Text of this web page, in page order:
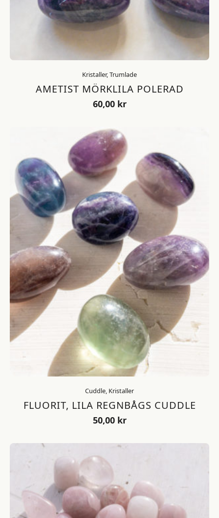
Kristaller, Trumlade
AMETIST MÖRKLILA POLERAD
60,00 kr
Cuddle, Kristaller
FLUORIT, LILA REGNBÅGS CUDDLE
50,00 kr